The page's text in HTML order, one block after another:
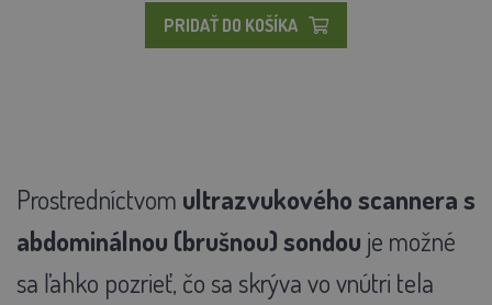
PRIDAŤ DO KOŠÍKA
Prostredníctvom ultrazvukového scannera s
abdominálnou (brušnou) sondou je možné
sa ľahko pozrieť, čo sa skrýva vo vnútri tela